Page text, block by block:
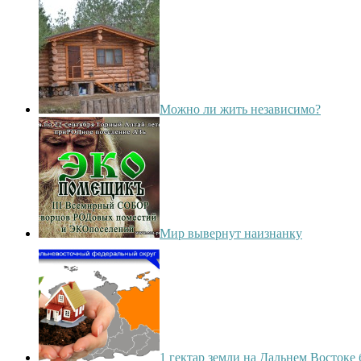
Можно ли жить независимо?
Мир вывернут наизнанку
1 гектар земли на Дальнем Востоке